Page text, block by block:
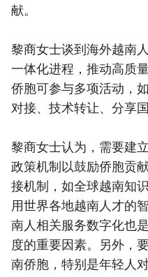
献。
黎商女士谈到海外越南
一体化进程，推动高质
侨胞可参与多项活动，
对接、技术转让、分享
黎商女士认为，需要建
政策机制以鼓励侨胞贡
接机制，如全球越南知
用世界各地越南人才的
南人相关服务数字化也
度的重要因素。另外，
南侨胞，特别是年轻人